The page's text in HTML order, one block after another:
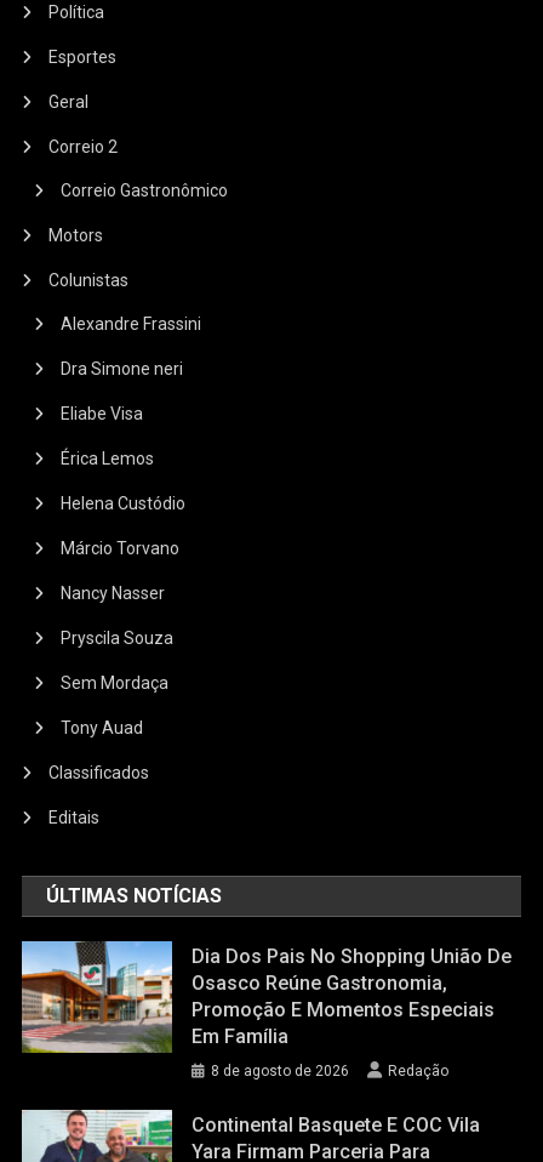
Política
Esportes
Geral
Correio 2
Correio Gastronômico
Motors
Colunistas
Alexandre Frassini
Dra Simone neri
Eliabe Visa
Érica Lemos
Helena Custódio
Márcio Torvano
Nancy Nasser
Pryscila Souza
Sem Mordaça
Tony Auad
Classificados
Editais
ÚLTIMAS NOTÍCIAS
Dia Dos Pais No Shopping União De
Osasco Reúne Gastronomia,
Promoção E Momentos Especiais
Em Família
8 de agosto de 2026 Redação
Continental Basquete E COC Vila
Yara Firmam Parceria Para